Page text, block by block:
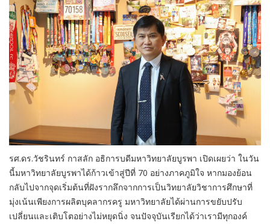
รศ.ดร.วัชรินทร์ กาสลัก อธิการบดีมหาวิทยาลัยบูรพา เปิดเผยว่า ในวัน
นี้มหาวิทยาลัยบูรพาได้ก้าวเข้าสู่ปีที่ 70 อย่างภาคภูมิใจ หากมองย้อน
กลับไปจากจุดเริ่มต้นที่ฝังรากลึกจากการเป็นวิทยาลัยวิชาการศึกษาที่
มุ่งเน้นเพียงการผลิตบุคลากรครู มหาวิทยาลัยได้ผ่านการขยับปรับ
เปลี่ยนและเติบโตอย่างไม่หยุดนิ่ง จนปัจจุบันเรียกได้ว่าเรามีทุกองค์